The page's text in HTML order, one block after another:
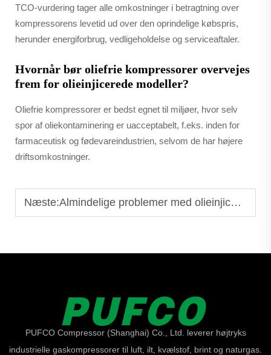
TCO-vurdering tager alle omkostninger i betragtning over
kompressorens levetid ud over den oprindelige købspris,
herunder energiforbrug, vedligeholdelse og serviceaftaler.
Hvornår bør oliefrie kompressorer overvejes
frem for olieinjicerede modeller?
Oliefrie kompressorer er bedst egnet til miljøer, hvor selv
spor af oliekontaminering er uacceptabelt, f.eks. inden for
farmaceutisk og fødevareindustrien, selvom de har højere
driftsomkostninger.
Næste:Almindelige problemer med olieinjicerede skruekompressorer og hvordan de løses
PUFCO Compressor (Shanghai) Co., Ltd. leverer højtryks
industrielle gaskompressorer til luft, ilt, kvælstof, brint og naturgas.